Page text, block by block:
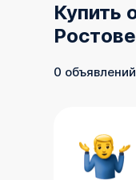
Купить
0